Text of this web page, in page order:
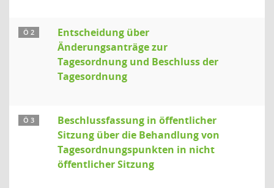
Ö 2
Entscheidung über
Änderungsanträge zur
Tagesordnung und Beschluss der
Tagesordnung
Ö 3
Beschlussfassung in öffentlicher
Sitzung über die Behandlung von
Tagesordnungspunkten in nicht
öffentlicher Sitzung